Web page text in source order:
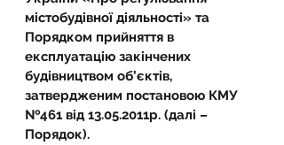
містобудівної діяльності» та
Порядком прийняття в
експлуатацію закінчених
будівництвом об’єктів,
затвердженим постановою КМУ
№461 від 13.05.2011р. (далі –
Порядок).